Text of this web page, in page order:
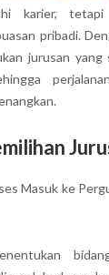
karier,
pribadi.
jurusan
Masuk ke